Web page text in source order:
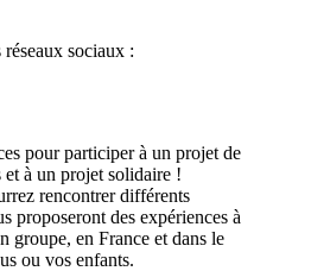
sociaux :
pour participer à un projet de
et à un projet solidaire !
rencontrer différents
proposeront des expériences à
groupe, en France et dans le
ou vos enfants.